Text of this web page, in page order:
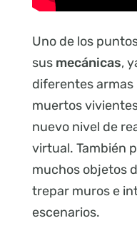
Uno de los
susmecánicas,
diferentes
muertos
nuevo nivel de
virtual. También
muchos objetos
trepar muros e
escenarios.